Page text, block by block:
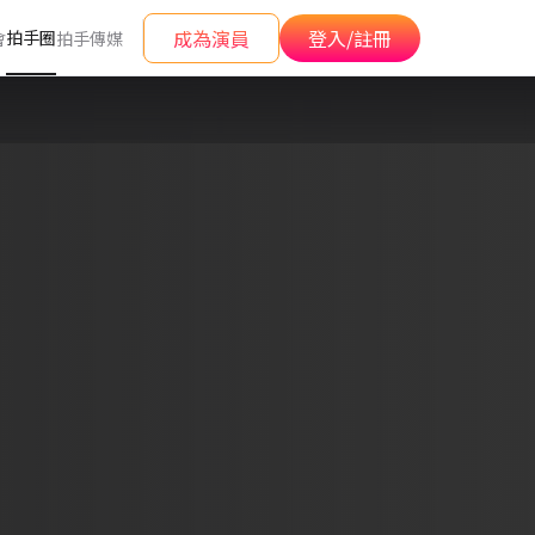
拍手圈拍手傳媒 成為演員 登入/註冊